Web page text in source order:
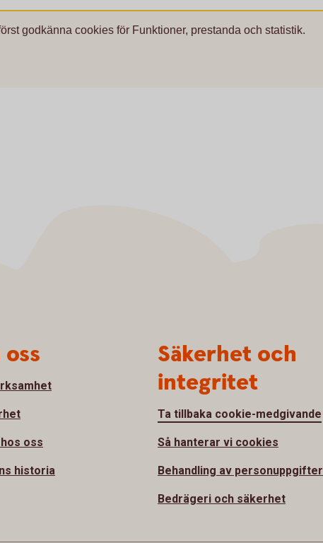
godkänna cookies för Funktioner, prestanda och statistik.
oss
oss
historia
Säkerhet och
integritet
Ta tillbaka cookie-medgivande
Så hanterar vi cookies
Behandling av personuppgifter
Bedrägeri och säkerhet